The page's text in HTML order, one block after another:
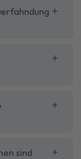
sind